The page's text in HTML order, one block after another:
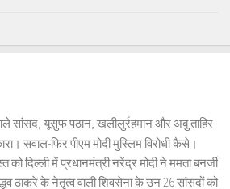
सांसद, यूसुफ पठान, खलीलुर्रहमान और अबु ताहिर
सवाल-फिर पीएम मोदी मुस्लिम विरोधी कैसे।
को दिल्ली में प्रधानमंत्री नरेंद्र मोदी ने ममता बनर्जी
ठाकरे के नेतृत्व वाली शिवसेना के उन 26 सांसदों को